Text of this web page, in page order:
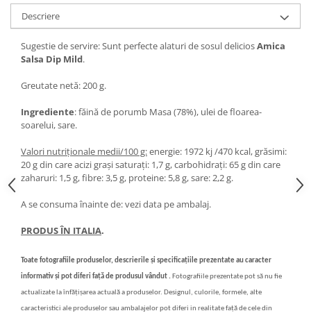
Descriere
Sugestie de servire: Sunt perfecte alaturi de sosul deliciosAmica
Salsa Dip Mild.
Greutate netă: 200 g.
Ingrediente: făină de porumb Masa (78%), ulei de floarea-
soarelui, sare.
Valori nutriționale medii/100 g:energie: 1972 kj /470 kcal, grăsimi:
20 g din care acizi grași saturați: 1,7 g, carbohidrați: 65 g din care
zaharuri: 1,5 g, fibre: 3,5 g, proteine: 5,8 g, sare: 2,2 g.
A se consuma înainte de: vezi data pe ambalaj.
PRODUS ÎN ITALIA.
Toate fotografiile produselor, descrierile și specificațiile prezentate au caracter
informativ și pot diferi față de produsul vândut . Fotografiile prezentate pot să nu fie
actualizate la înfățișarea actuală a produselor. Designul, culorile, formele, alte
caracteristici ale produselor sau ambalajelor pot diferi in realitate față de cele din